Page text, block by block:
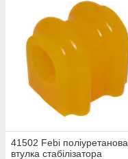
41502 Febi поліуретанова
втулка стабілізатора